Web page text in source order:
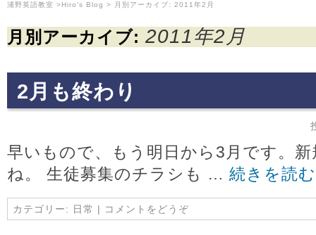
浦野英語教室 >Hiro's Blog > 月別アーカイブ: 2011年2月
月別アーカイブ: 2011年2月
2月も終わり
早いもので、もう明日から3月です。
ね。 生徒募集のチラシも … 続きを読
カテゴリー: 日常 | コメントをどうぞ